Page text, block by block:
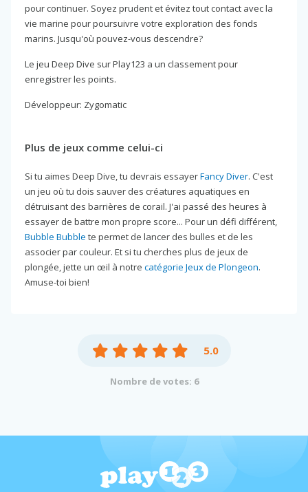
pour continuer. Soyez prudent et évitez tout contact avec la
vie marine pour poursuivre votre exploration des fonds
marins. Jusqu'où pouvez-vous descendre?
Le jeu Deep Dive sur Play123 a un classement pour
enregistrer les points.
Développeur: Zygomatic
Plus de jeux comme celui-ci
Si tu aimes Deep Dive, tu devrais essayerFancy Diver. C'est
un jeu où tu dois sauver des créatures aquatiques en
détruisant des barrières de corail. J'ai passé des heures à
essayer de battre mon propre score... Pour un défi différent,
Bubble Bubble te permet de lancer des bulles et de les
associer par couleur. Et si tu cherches plus de jeux de
plongée, jette un œil à notre catégorie Jeux de Plongeon.
Amuse-toi bien!
5.0
Nombre de votes: 6